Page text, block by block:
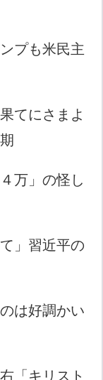
プも米民主
てにさまよ
万」の怪し
」習近平の
は好調かい
「キリスト